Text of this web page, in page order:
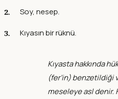
Soy, nesep.
Kıyasın bir rüknü.
Kıyasta hakkında
(fer’in) benzetildiği
meseleye asl denir.